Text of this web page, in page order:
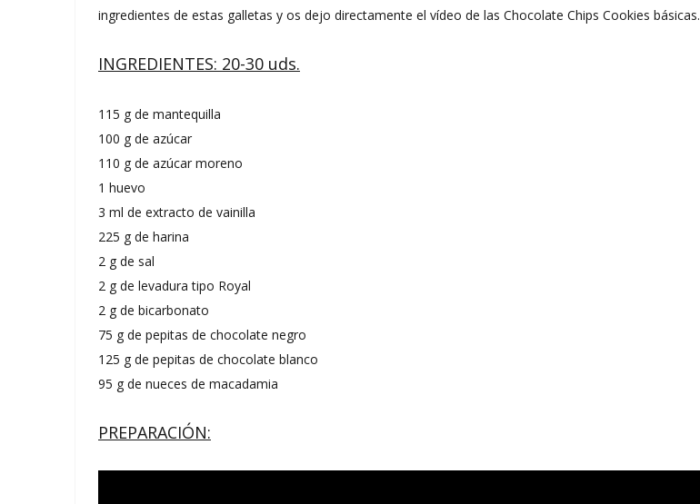
ingredientes de estas galletas y os dejo directamente el vídeo de las Chocolate Chips Cookies básicas.
INGREDIENTES: 20-30 uds.
115 g de mantequilla
100 g de azúcar
110 g de azúcar moreno
1 huevo
3 ml de extracto de vainilla
225 g de harina
2 g de sal
2 g de levadura tipo Royal
2 g de bicarbonato
75 g de pepitas de chocolate negro
125 g de pepitas de chocolate blanco
95 g de nueces de macadamia
PREPARACIÓN: